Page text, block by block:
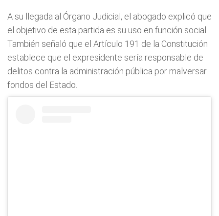
A su llegada al Órgano Judicial, el abogado explicó que
el objetivo de esta partida es su uso en función social.
También señaló que el Artículo 191 de la Constitución
establece que el expresidente sería responsable de
delitos contra la administración pública por malversar
fondos del Estado.